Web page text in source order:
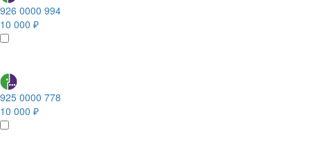
926 0000 994
10 000 ₽
925 0000 778
10 000 ₽